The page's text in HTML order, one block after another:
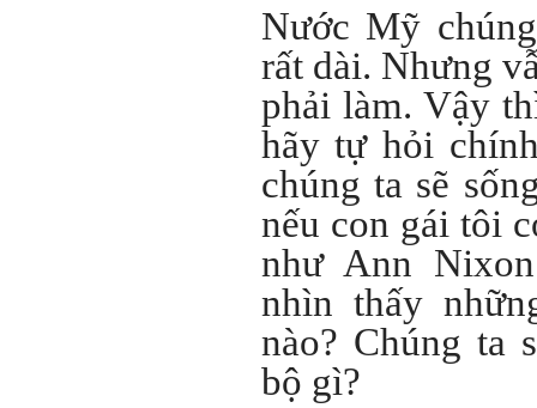
Nước Mỹ
rất dài. Nhưng
phải làm. Vậy
hãy tự hỏi
chúng ta sẽ
nếu con gái tôi
như Ann
nhìn thấy
nào? Chúng ta
bộ gì?